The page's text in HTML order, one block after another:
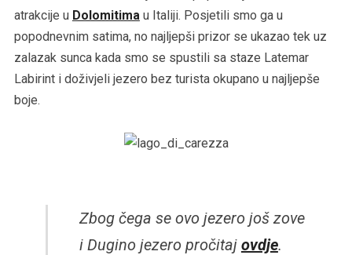
atrakcije u Dolomitimau Italiji. Posjetili smo ga u
popodnevnim satima, no najljepši prizor se ukazao tek uz
zalazak sunca kada smo se spustili sa staze Latemar
Labirint i doživjeli jezero bez turista okupano u najljepše
boje.
Zbog čega se ovo jezero još zove
i Dugino jezero pročitaj ovdje.